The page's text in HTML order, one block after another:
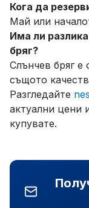
Кога да
Май или
Има ли
бряг?
Слънчев бряг е
същото
Разгледайте
актуални цени
купувате.